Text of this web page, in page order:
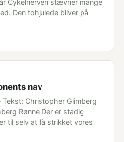
Cykelnerven stævner mange
Den tohjulede bliver på
nav
Christopher Glimberg
Rønne Der er stadig
til selv at få strikket vores